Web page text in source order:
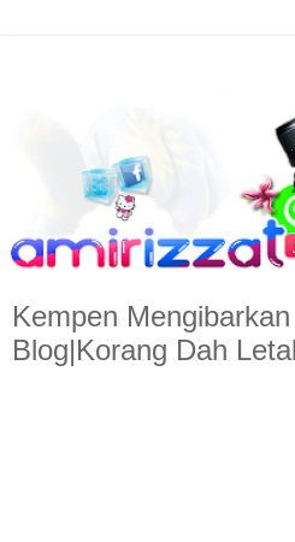
Kempen
Blog|Korang Dah